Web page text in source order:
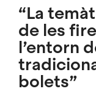
“La
de les
l’entorn
bolets”